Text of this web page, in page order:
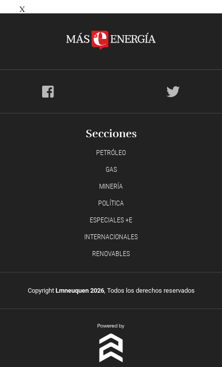
X
Secciones
PETRÓLEO
GAS
MINERÍA
POLÍTICA
ESPECIALES +E
INTERNACIONALES
RENOVABLES
Copyright Lmneuquen 2026, Todos los derechos reservados